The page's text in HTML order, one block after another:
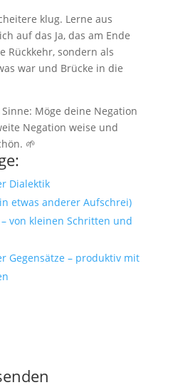
klug. Lerne aus
auf das Ja, das am Ende
Rückkehr, sondern als
war und Brücke in die
Möge deine Negation
Negation weise und
🌱
Dialektik
etwas anderer Aufschrei)
von kleinen Schritten und
Gegensätze – produktiv mit